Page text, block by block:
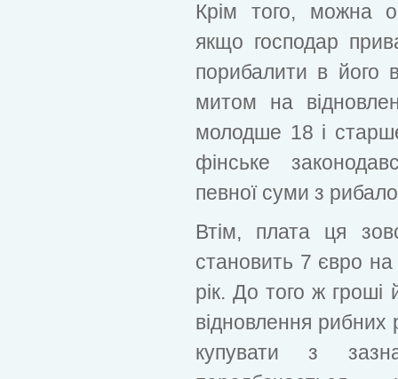
Крім того, можна
якщо господар
порибалити в його
митом на
молодше 18 і
фінське
певної суми з
Втім, плата ця
становить 7 євро
рік. До того ж
відновлення рибних
купувати з